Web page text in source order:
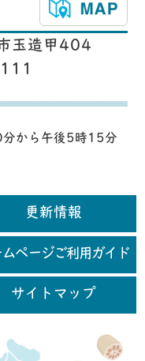
玉造甲404
から午後5時15分
更新情報
ムページご利用ガイド
サイトマップ